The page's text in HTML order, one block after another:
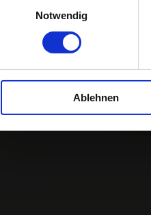
Notwendig
Ablehnen
Cómo entrar